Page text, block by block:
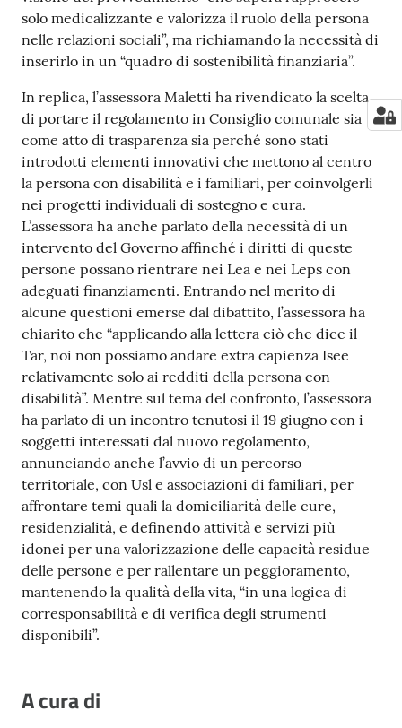
solo medicalizzante e valorizza il ruolo della persona
nelle relazioni sociali”, ma richiamando la necessità di
inserirlo in un “quadro di sostenibilità finanziaria”.
In replica, l’assessora Maletti ha rivendicato la scelta
di portare il regolamento in Consiglio comunale sia
come atto di trasparenza sia perché sono stati
introdotti elementi innovativi che mettono al centro
la persona con disabilità e i familiari, per coinvolgerli
nei progetti individuali di sostegno e cura.
L’assessora ha anche parlato della necessità di un
intervento del Governo affinché i diritti di queste
persone possano rientrare nei Lea e nei Leps con
adeguati finanziamenti. Entrando nel merito di
alcune questioni emerse dal dibattito, l’assessora ha
chiarito che “applicando alla lettera ciò che dice il
Tar, noi non possiamo andare extra capienza Isee
relativamente solo ai redditi della persona con
disabilità”. Mentre sul tema del confronto, l’assessora
ha parlato di un incontro tenutosi il 19 giugno con i
soggetti interessati dal nuovo regolamento,
annunciando anche l’avvio di un percorso
territoriale, con Usl e associazioni di familiari, per
affrontare temi quali la domiciliarità delle cure,
residenzialità, e definendo attività e servizi più
idonei per una valorizzazione delle capacità residue
delle persone e per rallentare un peggioramento,
mantenendo la qualità della vita, “in una logica di
corresponsabilità e di verifica degli strumenti
disponibili”.
A cura di